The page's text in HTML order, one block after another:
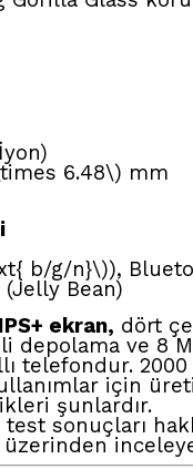
6.48\) mm
b/g/n}\)),
Bean)
ekran, dört
depolama ve 8
telefondur.
için
şunlardır.
sonuçları
üzerinden